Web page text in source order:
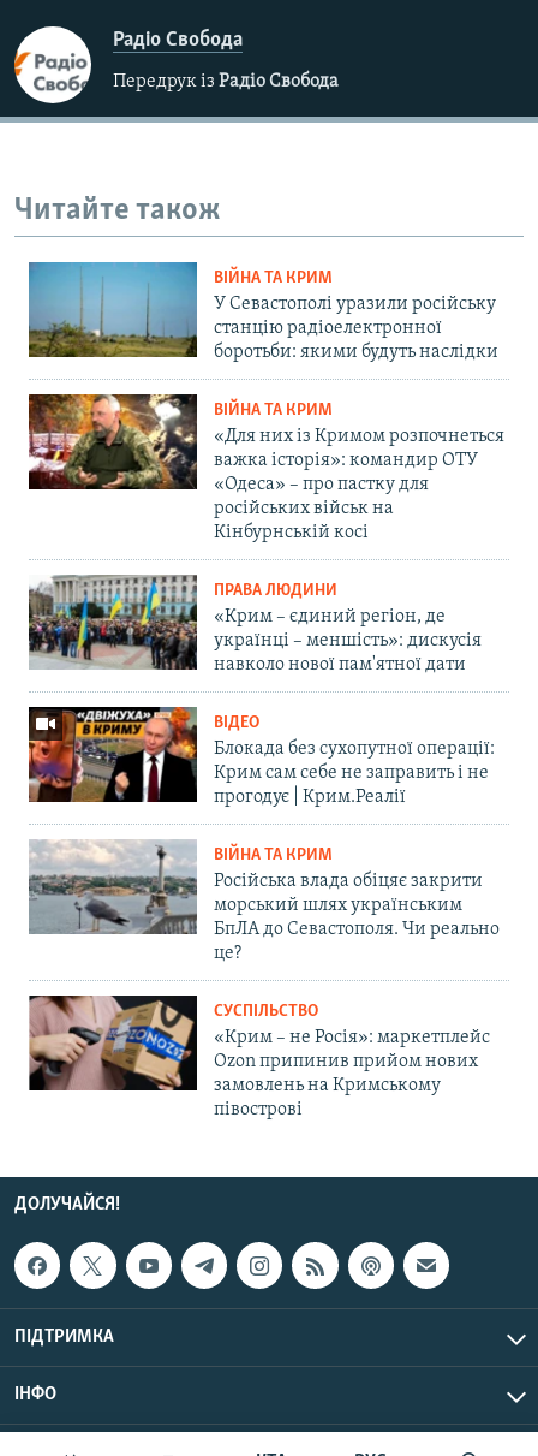
Радіо Свобода
Передрук із Радіо Свобода
Читайте також
ВІЙНА ТА КРИМ
У Севастополі уразили російську
станцію радіоелектронної
боротьби: якими будуть наслідки
ВІЙНА ТА КРИМ
«Для них із Кримом розпочнеться
важка історія»: командир ОТУ
«Одеса» – про пастку для
російських військ на
Кінбурнській косі
ПРАВА ЛЮДИНИ
«Крим – єдиний регіон, де
українці – меншість»: дискусія
навколо нової пам'ятної дати
ВІДЕО
Блокада без сухопутної операції:
Крим сам себе не заправить і не
прогодує | Крим.Реалії
ВІЙНА ТА КРИМ
Російська влада обіцяє закрити
морський шлях українським
БпЛА до Севастополя. Чи реально
це?
СУСПІЛЬСТВО
«Крим – не Росія»: маркетплейс
Ozon припинив прийом нових
замовлень на Кримському
півострові
ДОЛУЧАЙСЯ!
ПІДТРИМКА
ІНФО